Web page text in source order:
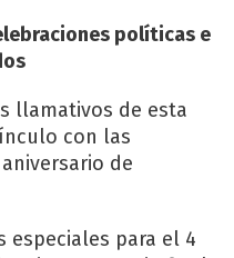
políticas e
llamativos de esta
con las
de
especiales para el 4